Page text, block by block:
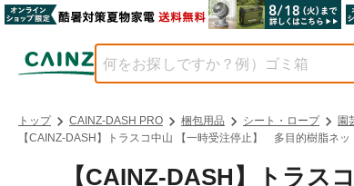
トップ CAINZ-DASH PRO 梱包用品 シート・ロープ 園
【CAINZ-DASH】トラスコ中山 【一時受注停止】 多目的樹脂ネ
【CAINZ-DASH】トラ